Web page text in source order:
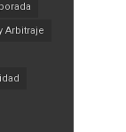
Arbitraje